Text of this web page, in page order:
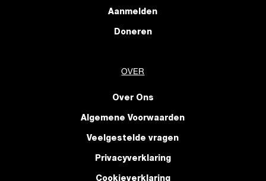
Aanmelden
Doneren
OVER
Over Ons
Algemene Voorwaarden
Veelgestelde vragen
Privacyverklaring